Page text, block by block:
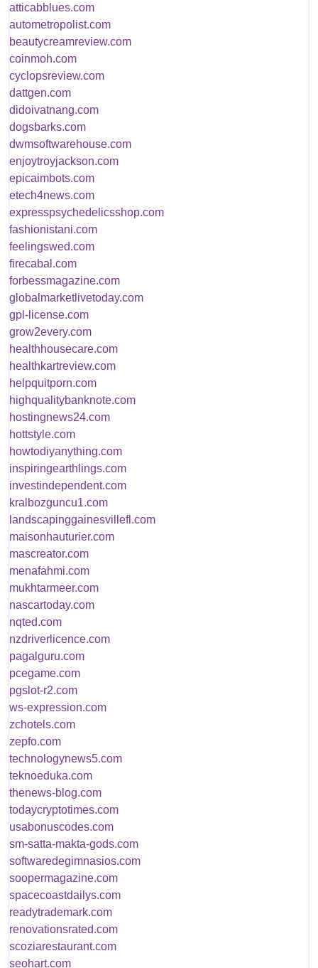
atticabblues.com
autometropolist.com
beautycreamreview.com
coinmoh.com
cyclopsreview.com
dattgen.com
didoivatnang.com
dogsbarks.com
dwmsoftwarehouse.com
enjoytroyjackson.com
epicaimbots.com
etech4news.com
expresspsychedelicsshop.com
fashionistani.com
feelingswed.com
firecabal.com
forbessmagazine.com
globalmarketlivetoday.com
gpl-license.com
grow2every.com
healthhousecare.com
healthkartreview.com
helpquitporn.com
highqualitybanknote.com
hostingnews24.com
hottstyle.com
howtodiyanything.com
inspiringearthlings.com
investindependent.com
kralbozguncu1.com
landscapinggainesvillefl.com
maisonhauturier.com
mascreator.com
menafahmi.com
mukhtarmeer.com
nascartoday.com
nqted.com
nzdriverlicence.com
pagalguru.com
pcegame.com
pgslot-r2.com
ws-expression.com
zchotels.com
zepfo.com
technologynews5.com
teknoeduka.com
thenews-blog.com
todaycryptotimes.com
usabonuscodes.com
sm-satta-makta-gods.com
softwaredegimnasios.com
soopermagazine.com
spacecoastdailys.com
readytrademark.com
renovationsrated.com
scoziarestaurant.com
seohart.com